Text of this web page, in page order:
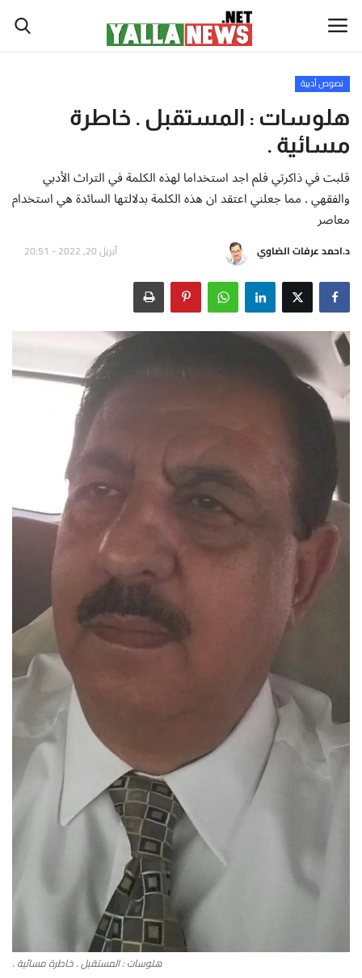
أخبار العالم
أخبار الوطن العربي
سياسة واقتصاد
تكنولوجيا وعلوم
صحة ولياقة
أطباق من المطابخ العربية
منوعات عامة
جاليري الفن التشكيلي
من نحن
سياسة الخصوصية
البنود والشروط
رئيس التحرير
إتصل بنا
نصوص أدبية
هلوسات : المستقبل . خاطرة
مسائية .
قلبت في ذاكرتي فلم اجد استخداما لهذه الكلمة في التراث الأدبي
والفقهي . مما جعلني اعتقد ان هذه الكلمة بدلالتها السائدة هي استخدام
معاصر
د.احمد عرفات الضاوي أبريل 20, 2022 - 20:51
هلوسات : المستقبل . خاطرة مسائية .